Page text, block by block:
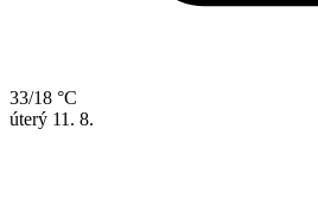
33/18 °C
úterý 11. 8.